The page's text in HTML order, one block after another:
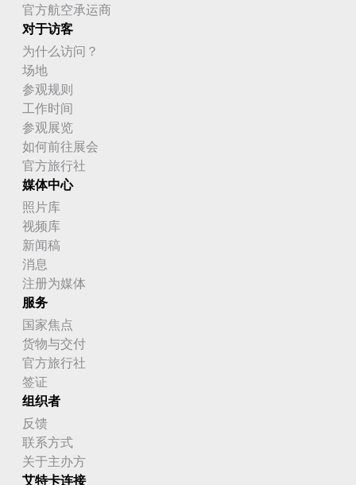
官方航空承运商
对于访客
为什么访问？
场地
参观规则
工作时间
参观展览
如何前往展会
官方旅行社
媒体中心
照片库
视频库
新闻稿
消息
注册为媒体
服务
国家焦点
货物与交付
官方旅行社
签证
组织者
反馈
联系方式
关于主办方
艾特卡连接